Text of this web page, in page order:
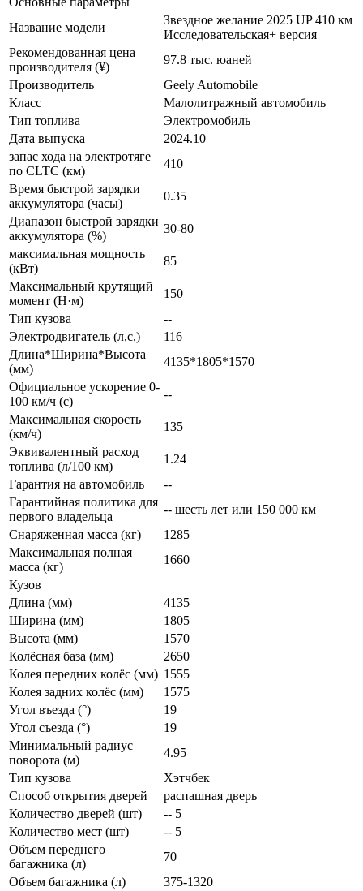
Название модели
Звездное желание 2025 UP 410 км
Исследовательская+ версия
Рекомендованная цена
производителя (¥)
97.8 тыс. юаней
Производитель
Geely Automobile
Класс
Малолитражный автомобиль
Тип топлива
Электромобиль
Дата выпуска
2024.10
запас хода на электротяге
по CLTC (км)
410
Время быстрой зарядки
аккумулятора (часы)
0.35
Диапазон быстрой зарядки
аккумулятора (%)
30-80
максимальная мощность
(кВт)
85
Максимальный крутящий
момент (Н·м)
150
Тип кузова
--
Электродвигатель (л,с,)
116
Длина*Ширина*Высота
(мм)
4135*1805*1570
Официальное ускорение 0-
100 км/ч (с)
--
Максимальная скорость
(км/ч)
135
Эквивалентный расход
топлива (л/100 км)
1.24
Гарантия на автомобиль
--
Гарантийная политика для
первого владельца
-- шесть лет или 150 000 км
Снаряженная масса (кг)
1285
Максимальная полная
масса (кг)
1660
Кузов
Длина (мм)
4135
Ширина (мм)
1805
Высота (мм)
1570
Колёсная база (мм)
2650
Колея передних колёс (мм) 1555
Колея задних колёс (мм)
1575
Угол въезда (°)
19
Угол съезда (°)
19
Минимальный радиус
поворота (м)
4.95
Тип кузова
Хэтчбек
Способ открытия дверей
распашная дверь
Количество дверей (шт)
-- 5
Количество мест (шт)
-- 5
Объем переднего
багажника (л)
70
Объем багажника (л)
375-1320